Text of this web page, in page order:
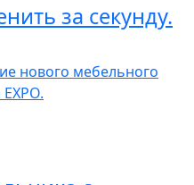
за секунду.
нового мебельного